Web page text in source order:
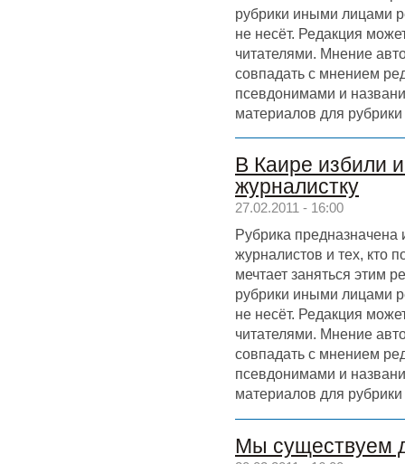
рубрики иными лицами
не несёт. Редакция
читателями. Мнение
совпадать с мнением
псевдонимами и
материалов для
В Каире избили
журналистку
27.02.2011 - 16:00
Рубрика предназначена
журналистов и тех, кто
мечтает заняться этим
рубрики иными лицами
не несёт. Редакция
читателями. Мнение
совпадать с мнением
псевдонимами и
материалов для
Мы существуем